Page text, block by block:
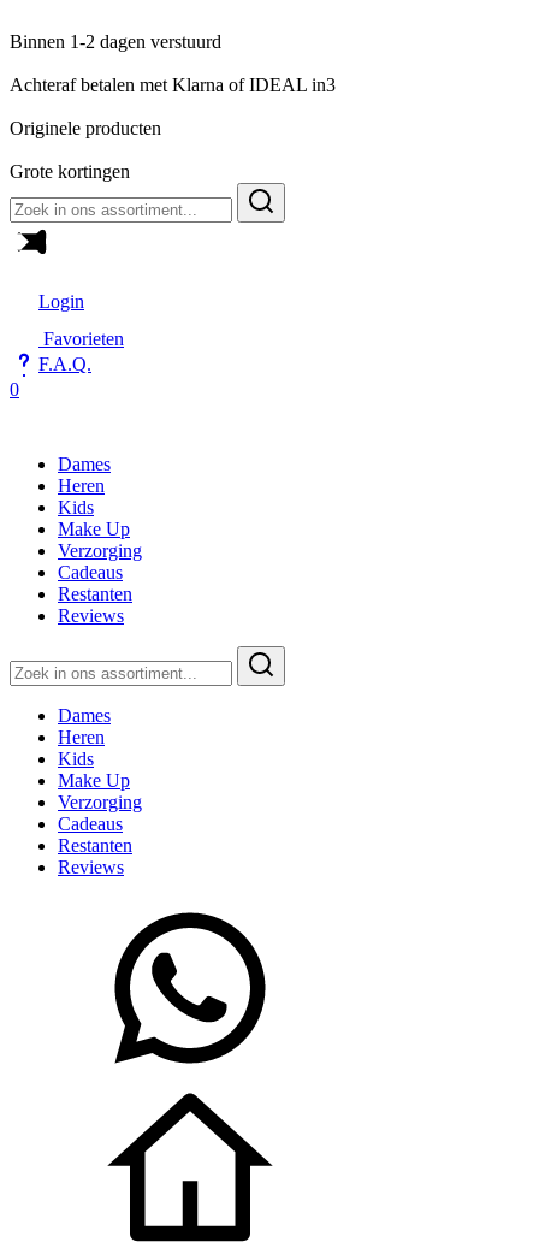
Binnen 1-2 dagen verstuurd
Achteraf betalen met Klarna of IDEAL in3
Originele producten
Grote kortingen
naar:
Login
Favorieten
F.A.Q.
0
Dames
Heren
Kids
Make Up
Verzorging
Cadeaus
Restanten
Reviews
naar:
Dames
Heren
Kids
Make Up
Verzorging
Cadeaus
Restanten
Reviews